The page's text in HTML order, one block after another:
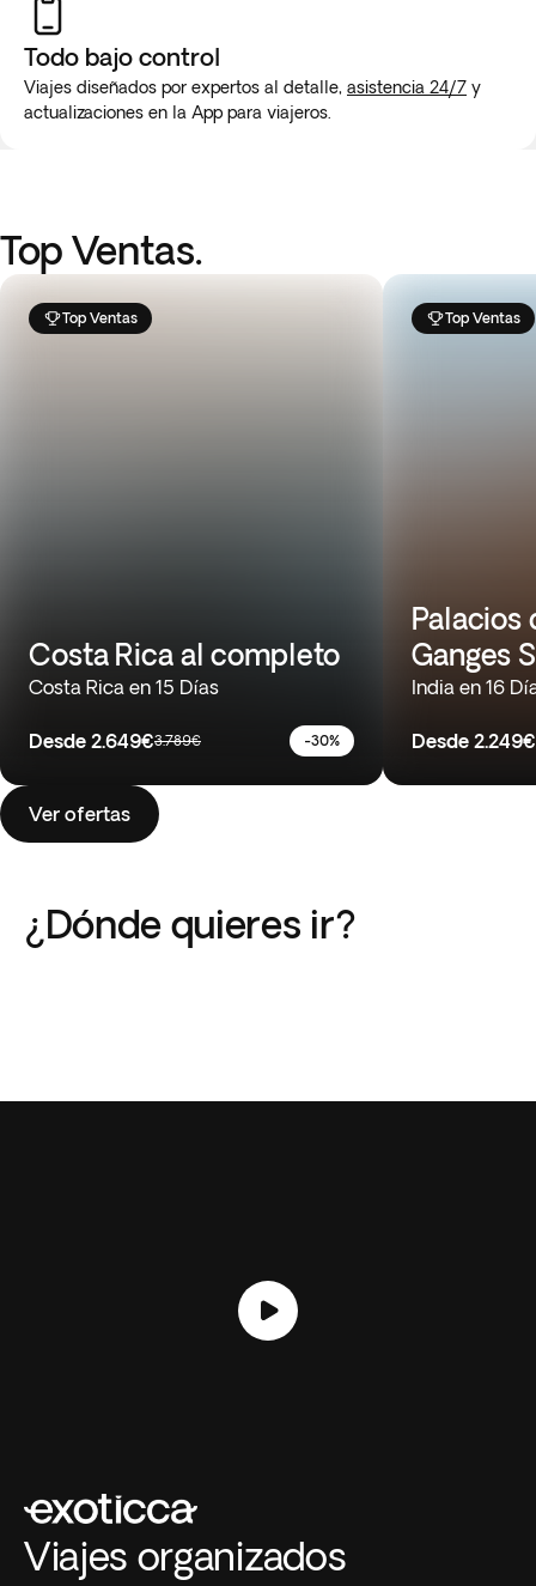
Todo bajo control
Viajes diseñados por expertos al detalle, asistencia 24/7 y
actualizaciones en la App para viajeros.
Top Ventas.
Top Ventas
Costa Rica al completo
Costa Rica en 15 Días
Desde 2.649€3.789€ -30%
Top Ventas
Palacios
Ganges
India en 16
Desde 2.249€
Ver ofertas
¿Dónde quieres ir?
Japón Costa Rica
Viajes organizados